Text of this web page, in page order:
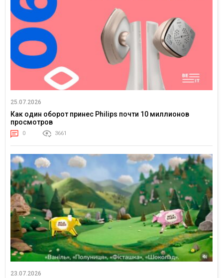
25.07.2026
Как один оборот принес Philips почти 10 миллионов
просмотров
0 3661
23.07.2026